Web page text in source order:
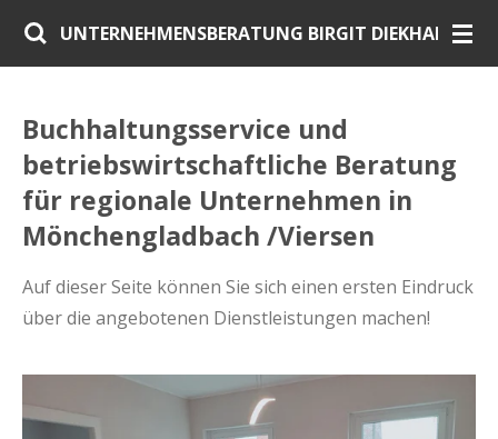
Zum
UNTERNEHMENSBERATUNG BIRGIT DIEKHANS
Buchhaltungsservice und
betriebswirtschaftliche Beratung
für regionale Unternehmen in
Mönchengladbach /Viersen
Auf dieser Seite können Sie sich einen ersten Eindruck
über die angebotenen Dienstleistungen machen!